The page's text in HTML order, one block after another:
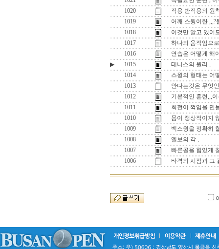
1020
작용 반작용의 원
1019
어깨 스윙이란
1018
이것만 알고 있어
1017
하나의 움직임으
1016
연습은 어떻게 해
▶
1015
테니스의 원리 ,
1014
스윙의 형태는 어
1013
안다는것은 무엇
1012
기본적인 훈련,,,
1011
회전이 꺽임을 만
1010
몸이 정상적이지
1009
백스윙을 정확히
1008
엘보의 각 ,
1007
빠른공을 힘있게
1006
타격의 시점과 그